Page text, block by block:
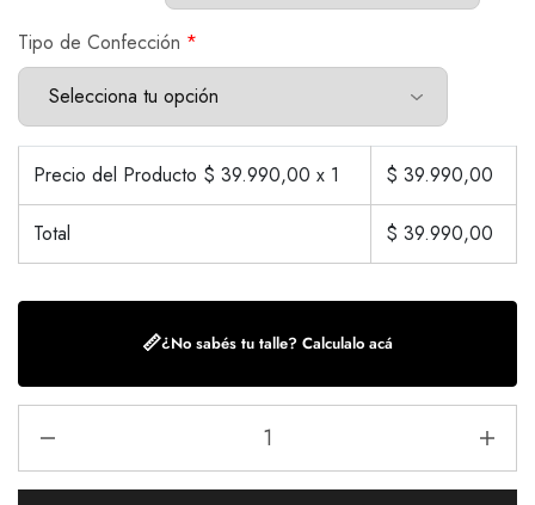
Tipo de Confección *
Precio del Producto $ 39.990,00 x 1 $ 39.990,00
Total $ 39.990,00
📏¿No sabés tu talle? Calculalo acá